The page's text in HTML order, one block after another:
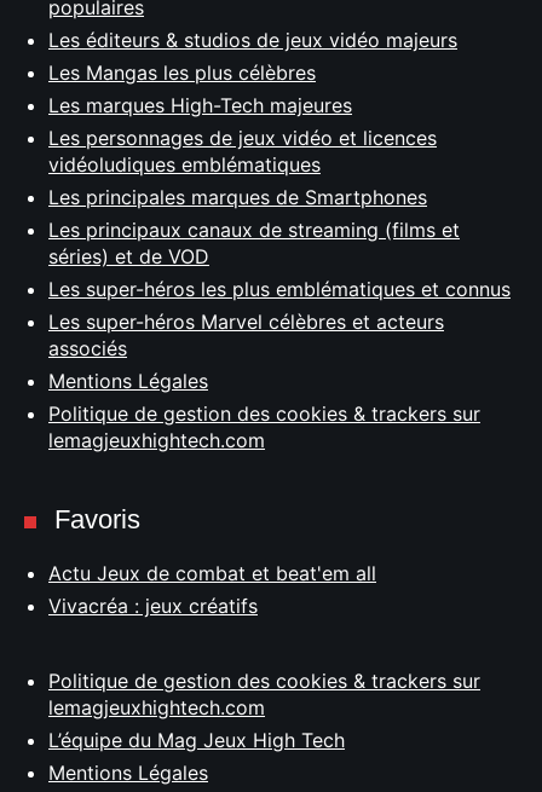
populaires
Les éditeurs & studios de jeux vidéo majeurs
Les Mangas les plus célèbres
Les marques High-Tech majeures
Les personnages de jeux vidéo et licences
vidéoludiques emblématiques
Les principales marques de Smartphones
Les principaux canaux de streaming (films et
séries) et de VOD
Les super-héros les plus emblématiques et connus
Les super-héros Marvel célèbres et acteurs
associés
Mentions Légales
Politique de gestion des cookies & trackers sur
lemagjeuxhightech.com
Favoris
Actu Jeux de combat et beat'em all
Vivacréa : jeux créatifs
Politique de gestion des cookies & trackers sur
lemagjeuxhightech.com
L’équipe du Mag Jeux High Tech
Mentions Légales